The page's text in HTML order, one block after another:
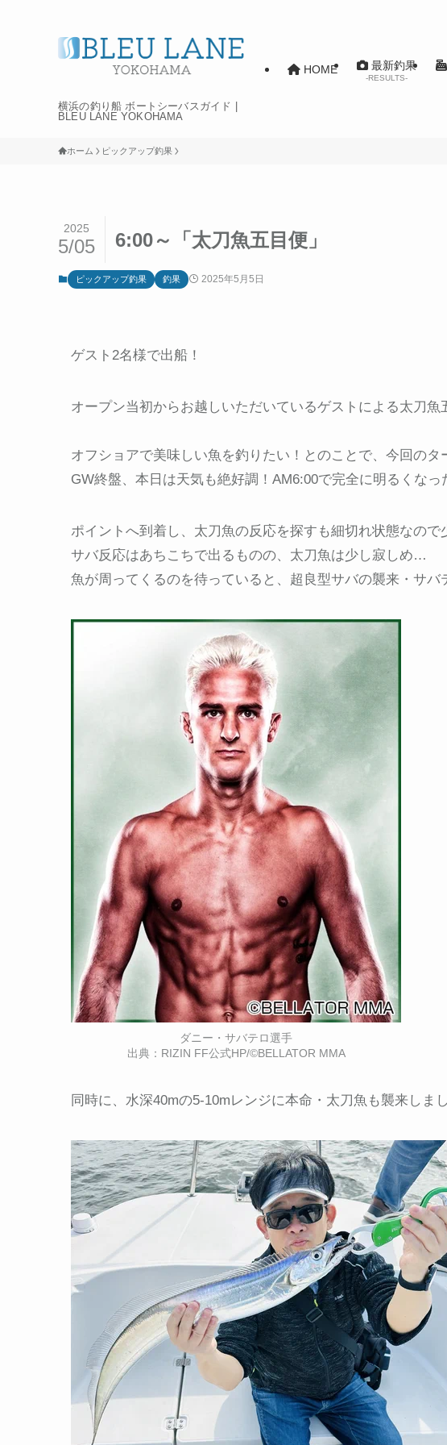
横浜の釣り船 ボートシーバスガイド |
BLEU LANE YOKOHAMA
HOME 最新釣果
-RESULTS-
ホーム ピックアップ釣果
6:00～「太刀魚五目便」
2025
5/05
ピックアップ釣果 釣果 2025年5月5日
ゲスト2名様で出船！
オープン当初からお越しいただいているゲストによる太刀魚
オフショアで美味しい魚を釣りたい！とのことで、今回のタ
GW終盤、本日は天気も絶好調！AM6:00で完全に明るくなっ
ポイントへ到着し、太刀魚の反応を探すも細切れ状態なので
サバ反応はあちこちで出るものの、太刀魚は少し寂しめ…
魚が周ってくるのを待っていると、超良型サバの襲来・サバ
ダニー・サバテロ選手
出典：RIZIN FF公式HP/©BELLATOR MMA
同時に、水深40mの5-10mレンジに本命・太刀魚も襲来しま